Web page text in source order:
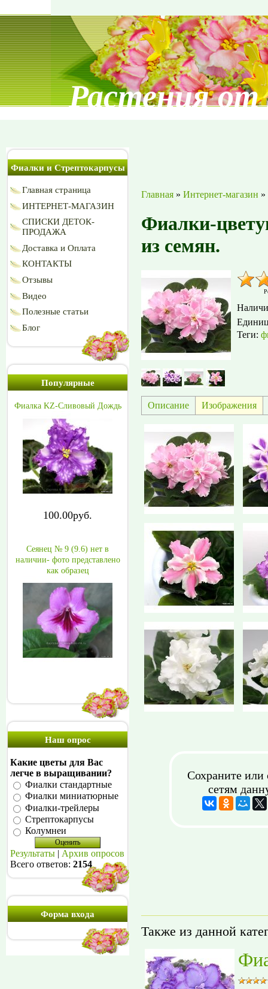
Растения
Фиалки и Стрептокарпусы
Главная страница
ИНТЕРНЕТ-МАГАЗИН
СПИСКИ ДЕТОК-
ПРОДАЖА
Доставка и Оплата
КОНТАКТЫ
Отзывы
Видео
Полезные статьи
Блог
Популярные
Фиалка KZ-Сливовый Дождь
100.00руб.
Сеянец № 9 (9.6) нет в
наличии- фото представлено
как образец
Наш опрос
Какие цветы для Вас
легче в выращивании?
Фиалки стандартные
Фиалки миниатюрные
Фиалки-трейлеры
Стрептокарпусы
Колумнеи
Результаты
Архив опросов
Всего ответов: 2154
Форма входа
Главная » Интернет-магазин »
Фиалки-
из семян.
Теги:
Описание Изображения
Сохраните или
сетям
Также из данной